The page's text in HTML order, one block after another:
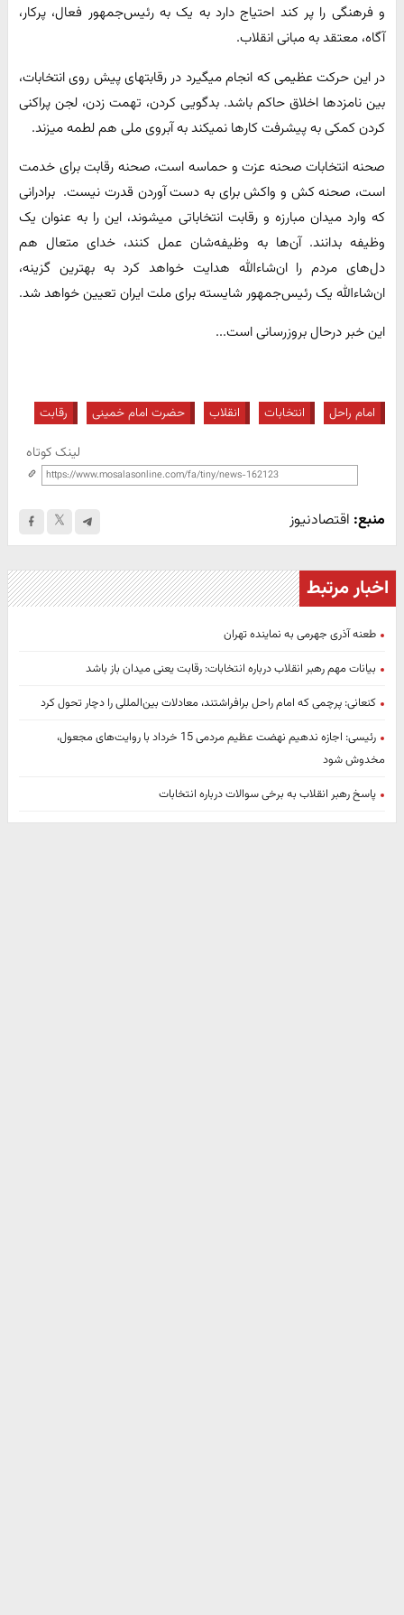
و فرهنگی را پر کند احتیاج دارد به یک به رئیس‌جمهور فعال، پرکار،
آگاه، معتقد به مبانی انقلاب.
در این حرکت عظیمی که انجام میگیرد در رقابتهای پیش روی انتخابات،
بین نامزدها اخلاق حاکم باشد. بدگویی کردن، تهمت زدن، لجن پراکنی
کردن کمکی به پیشرفت کارها نمیکند به آبروی ملی هم لطمه میزند.
صحنه انتخابات صحنه عزت و حماسه است، صحنه رقابت برای خدمت
است، صحنه کش و واکش برای به دست آوردن قدرت نیست. برادرانی
که وارد میدان مبارزه و رقابت انتخاباتی میشوند، این را به عنوان یک
وظیفه بدانند. آن‌ها به وظیفه‌شان عمل کنند، خدای متعال هم
دل‌های مردم را ان‌شاءالله هدایت خواهد کرد به بهترین گزینه،
ان‌شاءالله یک رئیس‌جمهور شایسته برای ملت ایران تعیین خواهد شد.
این خبر درحال بروزرسانی است...
امام راحل انتخابات انقلاب حضرت امام خمینی رقابت
لینک کوتاه
منبع: اقتصادنیوز
اخبار مرتبط
طعنه آذری جهرمی به نماینده تهران
بیانات مهم رهبر انقلاب درباره انتخابات: رقابت یعنی میدان باز باشد
کنعانی: پرچمی که امام راحل برافراشتند، معادلات بین‌المللی را دچار تحول کرد
رئیسی: اجازه ندهیم نهضت عظیم مردمی 15 خرداد با روایت‌های مجعول،
مخدوش شود
پاسخ رهبر انقلاب به برخی سوالات درباره انتخابات